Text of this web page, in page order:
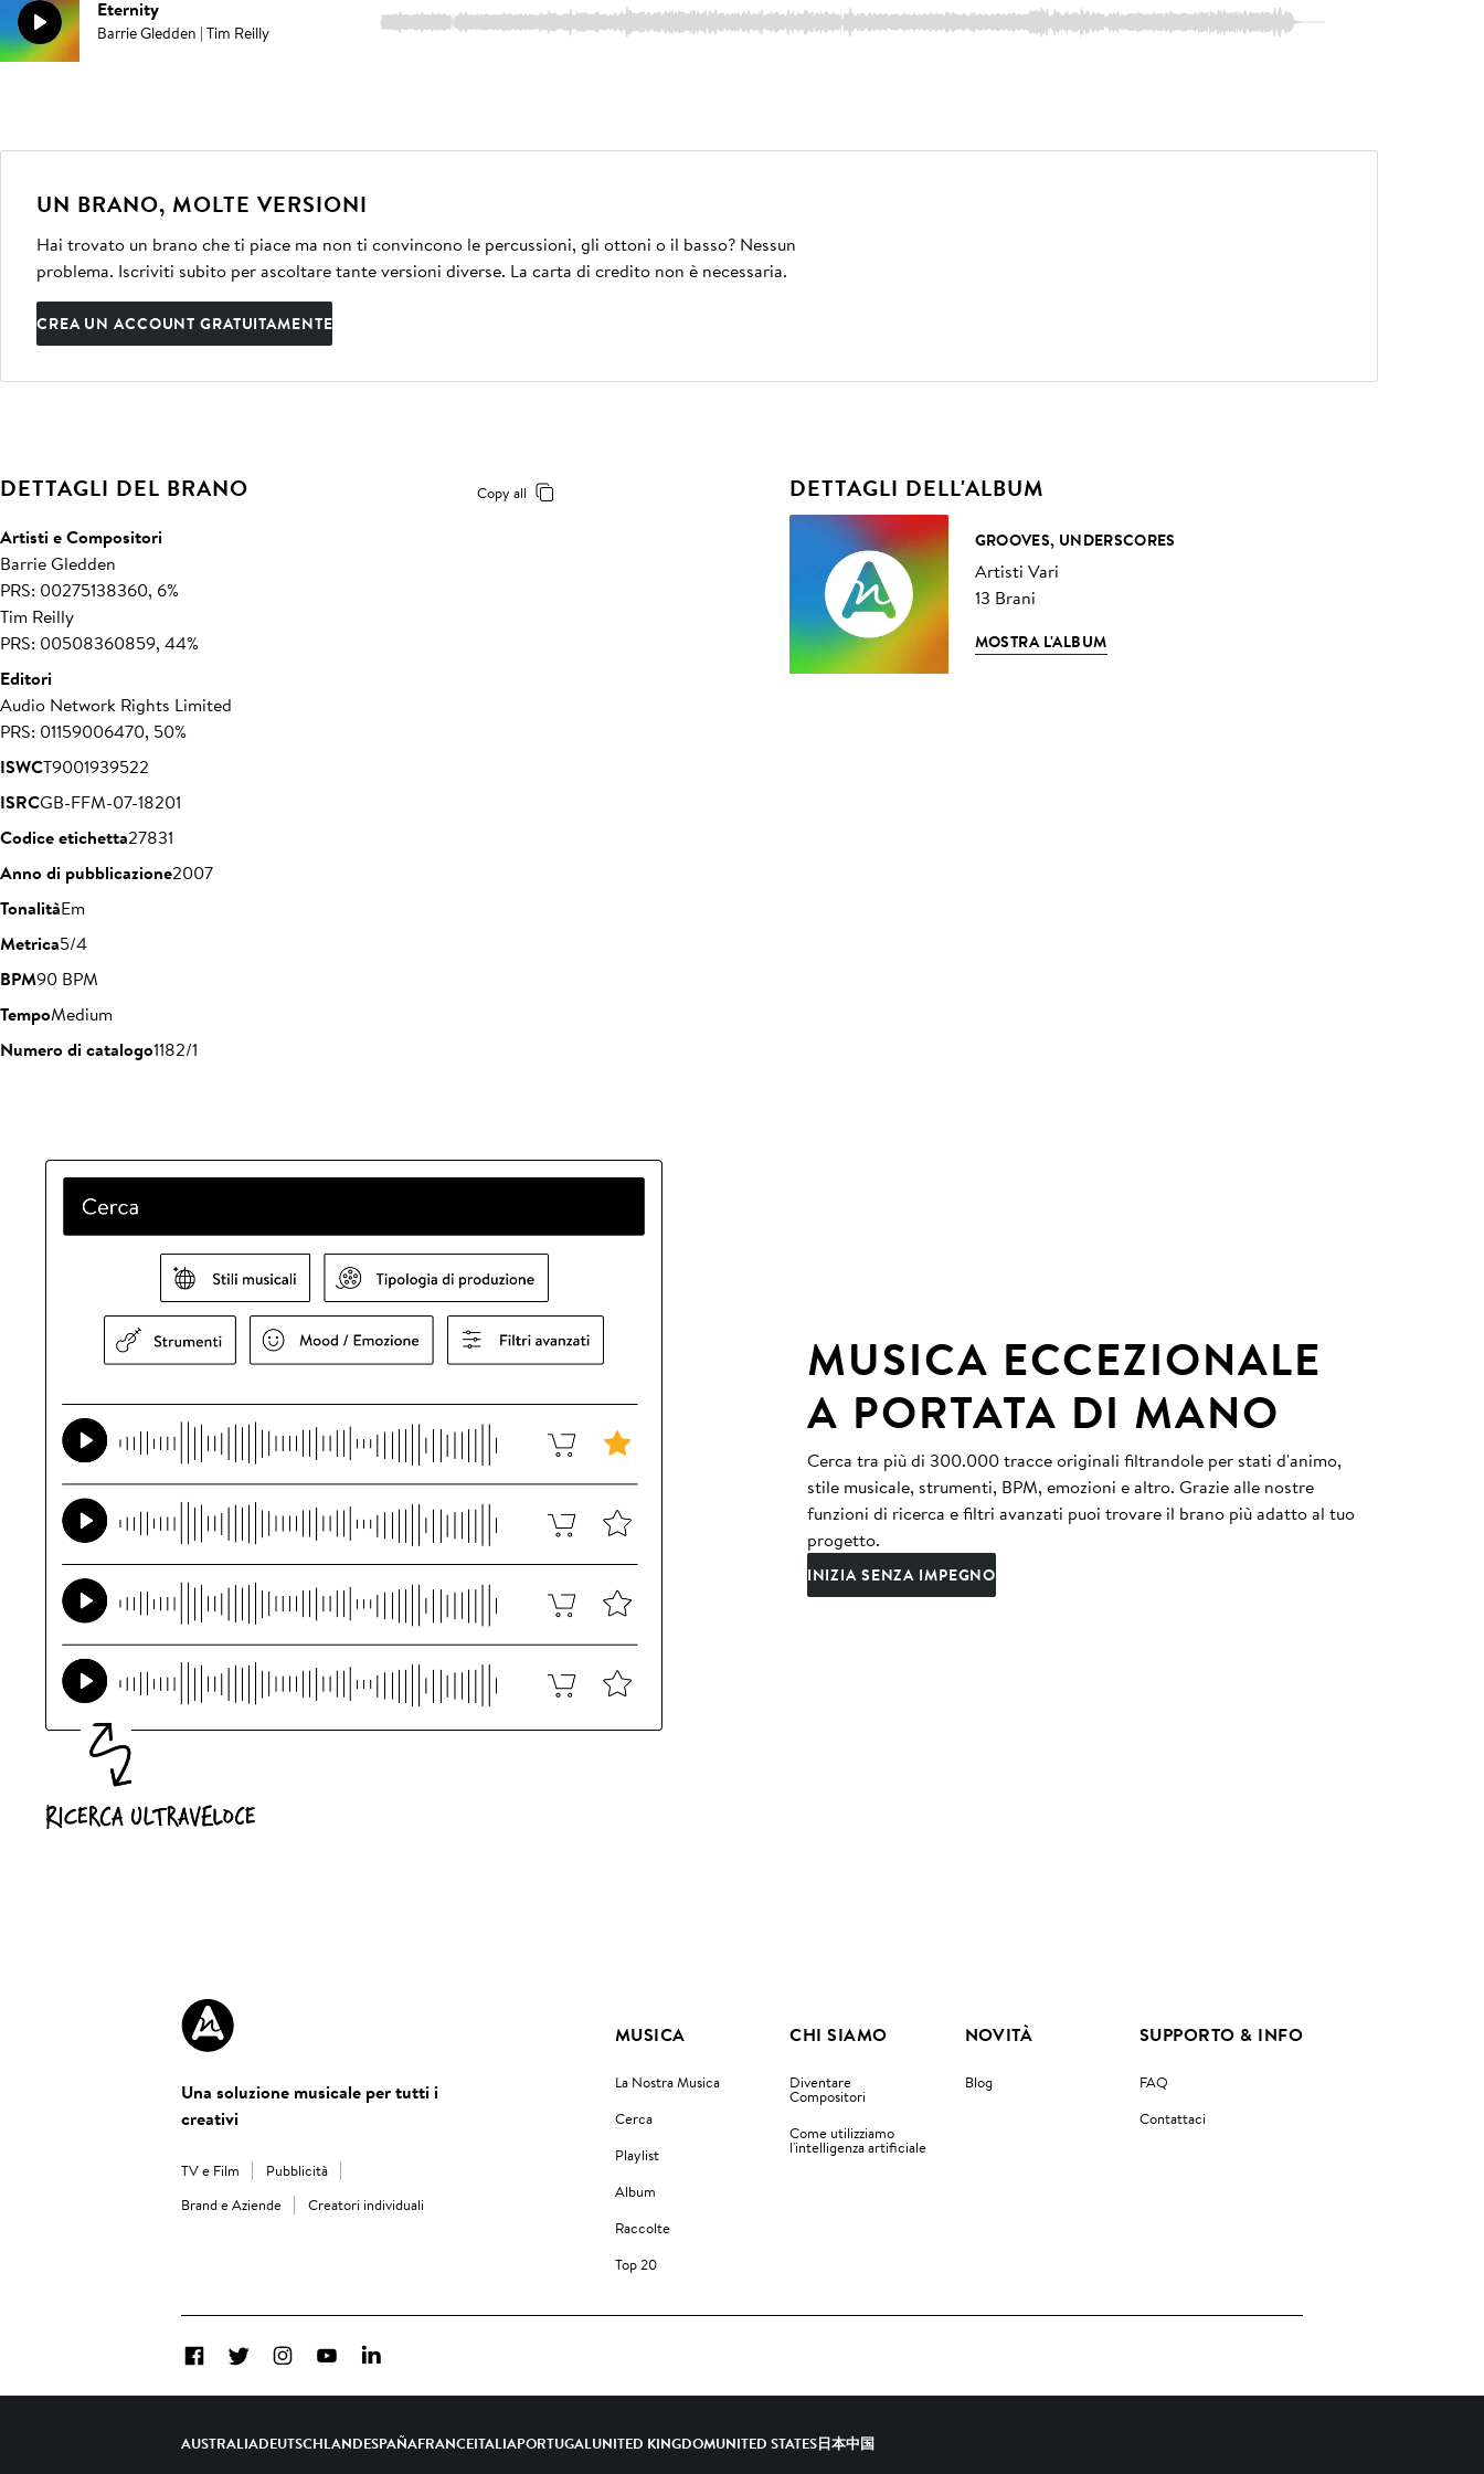
Eternity
Barrie Gledden | Tim Reilly 4:42
UN BRANO, MOLTE VERSIONI
Hai trovato un brano che ti piace ma non ti convincono le percussioni, gli ottoni o il basso? Nessun
problema. Iscriviti subito per ascoltare tante versioni diverse. La carta di credito non è necessaria.
CREA UN ACCOUNT GRATUITAMENTE
DETTAGLI DEL BRANO Copy all
Artisti e Compositori
Barrie Gledden
PRS: 00275138360, 6%
Tim Reilly
PRS: 00508360859, 44%
Editori
Audio Network Rights Limited
PRS: 01159006470, 50%
ISWCT9001939522
ISRCGB-FFM-07-18201
Codice etichetta27831
Anno di pubblicazione2007
TonalitàEm
Metrica5/4
BPM90 BPM
TempoMedium
Numero di catalogo1182/1
DETTAGLI DELL'ALBUM
GROOVES, UNDERSCORES
Artisti Vari
13 Brani
MOSTRA L'ALBUM
MUSICA ECCEZIONALE
A PORTATA DI MANO
Cerca tra più di 300.000 tracce originali filtrandole per stati d'animo,
stile musicale, strumenti, BPM, emozioni e altro. Grazie alle nostre
funzioni di ricerca e filtri avanzati puoi trovare il brano più adatto al tuo
progetto.
INIZIA SENZA IMPEGNO
Una soluzione musicale per tutti i
creativi
TV e Film
Pubblicità
Brand e Aziende
Creatori individuali
MUSICA
La Nostra Musica
Cerca
Playlist
Album
Raccolte
Top 20
CHI SIAMO
Diventare
Compositori
Come utilizziamo
l'intelligenza artificiale
NOVITÀ
Blog
SUPPORTO & INFO
FAQ
Contattaci
FacebookTwitterInstagramYouTubeLinkedIn
AUSTRALIADEUTSCHLANDESPAÑAFRANCEITALIAPORTUGALUNITED KINGDOMUNITED STATES日本中国